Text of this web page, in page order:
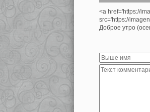
<a href='https://
src='https://
Доброе утро